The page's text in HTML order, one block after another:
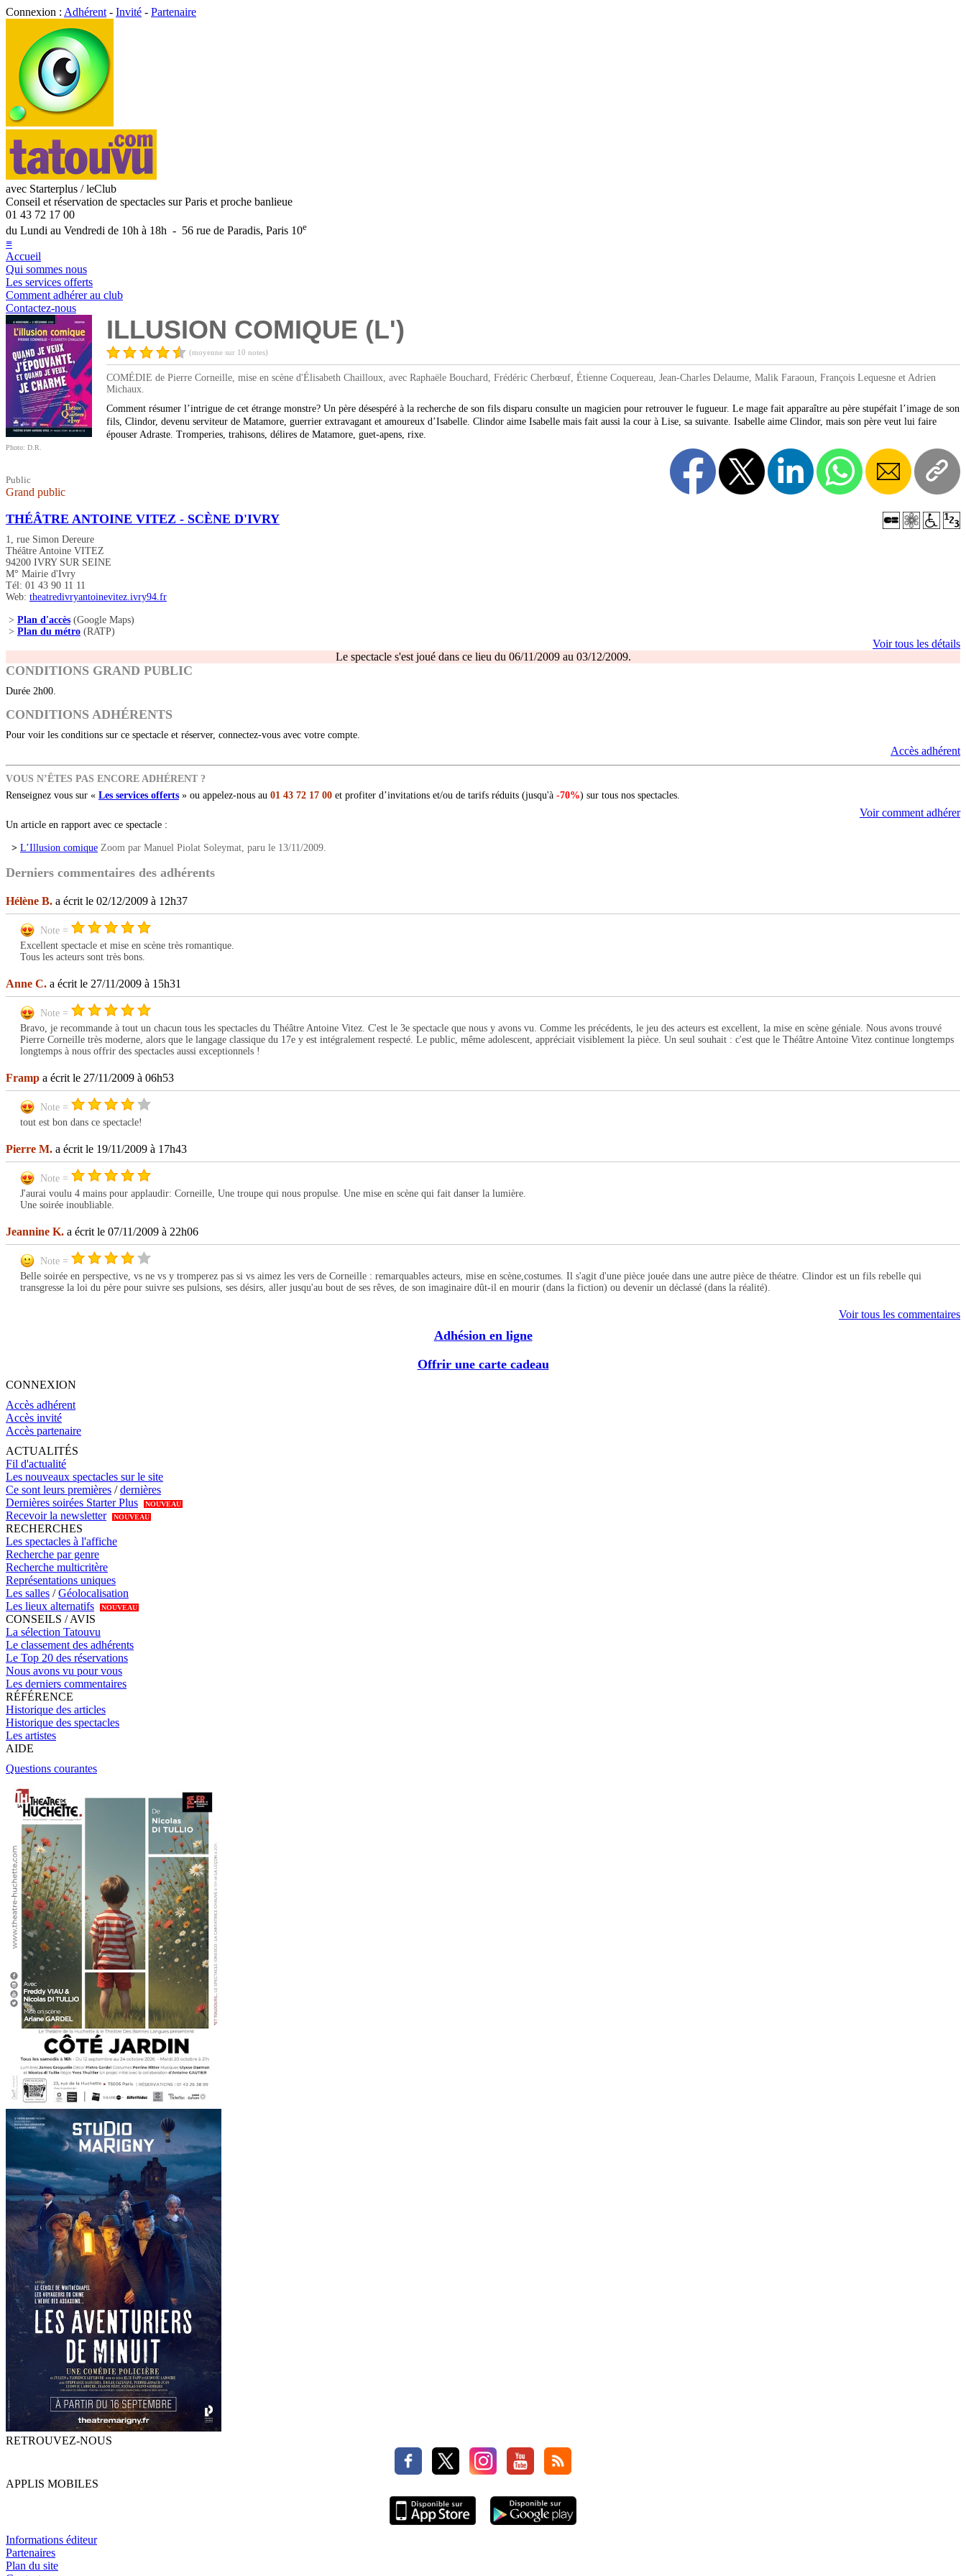
Connexion : Adhérent - Invité - Partenaire
avec Starterplus / leClub
Conseil et réservation de spectacles sur Paris et proche banlieue
01 43 72 17 00
du Lundi au Vendredi de 10h à 18h - 56 rue de Paradis, Paris 10e
≡
Accueil
Qui sommes nous
Les services offerts
Comment adhérer au club
Contactez-nous
Photo: D.R.
Public
Grand public
ILLUSION COMIQUE (L')
(moyenne sur 10 notes)
COMÉDIE de Pierre Corneille, mise en scène d'Élisabeth Chailloux, avec Raphaële Bouchard, Frédéric Cherbœuf, Étienne Coquereau, Jean-Charles Delaume, Malik Faraoun, François Lequesne et Adrien
Michaux.
Comment résumer l’intrigue de cet étrange monstre? Un père désespéré à la recherche de son fils disparu consulte un magicien pour retrouver le fugueur. Le mage fait apparaître au père stupéfait l’image de son
fils, Clindor, devenu serviteur de Matamore, guerrier extravagant et amoureux d’Isabelle. Clindor aime Isabelle mais fait aussi la cour à Lise, sa suivante. Isabelle aime Clindor, mais son père veut lui faire
épouser Adraste. Tromperies, trahisons, délires de Matamore, guet-apens, rixe.
THÉÂTRE ANTOINE VITEZ - SCÈNE D'IVRY
1, rue Simon Dereure
Théâtre Antoine VITEZ
94200 IVRY SUR SEINE
M° Mairie d'Ivry
Tél: 01 43 90 11 11
Web: theatredivryantoinevitez.ivry94.fr
> Plan d'accès (Google Maps)
> Plan du métro (RATP)
Voir tous les détails
Le spectacle s'est joué dans ce lieu du 06/11/2009 au 03/12/2009.
CONDITIONS GRAND PUBLIC
Durée 2h00.
CONDITIONS ADHÉRENTS
Pour voir les conditions sur ce spectacle et réserver, connectez-vous avec votre compte.
Accès adhérent
VOUS N’ÊTES PAS ENCORE ADHÉRENT ?
Renseignez vous sur « Les services offerts » ou appelez-nous au 01 43 72 17 00 et profiter d’invitations et/ou de tarifs réduits (jusqu'à -70%) sur tous nos spectacles.
Voir comment adhérer
Un article en rapport avec ce spectacle :
> L’Illusion comique Zoom par Manuel Piolat Soleymat, paru le 13/11/2009.
Derniers commentaires des adhérents
Hélène B. a écrit le 02/12/2009 à 12h37
Note =
Excellent spectacle et mise en scène très romantique.
Tous les acteurs sont très bons.
Anne C. a écrit le 27/11/2009 à 15h31
Note =
Bravo, je recommande à tout un chacun tous les spectacles du Théâtre Antoine Vitez. C'est le 3e spectacle que nous y avons vu. Comme les précédents, le jeu des acteurs est excellent, la mise en scène géniale. Nous avons trouvé
Pierre Corneille très moderne, alors que le langage classique du 17e y est intégralement respecté. Le public, même adolescent, appréciait visiblement la pièce. Un seul souhait : c'est que le Théâtre Antoine Vitez continue longtemps
longtemps à nous offrir des spectacles aussi exceptionnels !
Framp a écrit le 27/11/2009 à 06h53
Note =
tout est bon dans ce spectacle!
Pierre M. a écrit le 19/11/2009 à 17h43
Note =
J'aurai voulu 4 mains pour applaudir: Corneille, Une troupe qui nous propulse. Une mise en scène qui fait danser la lumière.
Une soirée inoubliable.
Jeannine K. a écrit le 07/11/2009 à 22h06
Note =
Belle soirée en perspective, vs ne vs y tromperez pas si vs aimez les vers de Corneille : remarquables acteurs, mise en scène,costumes. Il s'agit d'une pièce jouée dans une autre pièce de théatre. Clindor est un fils rebelle qui
transgresse la loi du père pour suivre ses pulsions, ses désirs, aller jusqu'au bout de ses rêves, de son imaginaire dût-il en mourir (dans la fiction) ou devenir un déclassé (dans la réalité).
Voir tous les commentaires
Adhésion en ligne
Offrir une carte cadeau
CONNEXION
Accès adhérent
Accès invité
Accès partenaire
ACTUALITÉS
Fil d'actualité
Les nouveaux spectacles sur le site
Ce sont leurs premières /dernières
Dernières soirées Starter Plus
NOUVEAU
Recevoir la newsletter NOUVEAU
RECHERCHES
Les spectacles à l'affiche
Recherche par genre
Recherche multicritère
Représentations uniques
Les salles /Géolocalisation
Les lieux alternatifs
NOUVEAU
CONSEILS / AVIS
La sélection Tatouvu
Le classement des adhérents
Le Top 20 des réservations
Nous avons vu pour vous
Les derniers commentaires
RÉFÉRENCE
Historique des articles
Historique des spectacles
Les artistes
AIDE
Questions courantes
RETROUVEZ-NOUS
APPLIS MOBILES
Informations éditeur
Partenaires
Plan du site